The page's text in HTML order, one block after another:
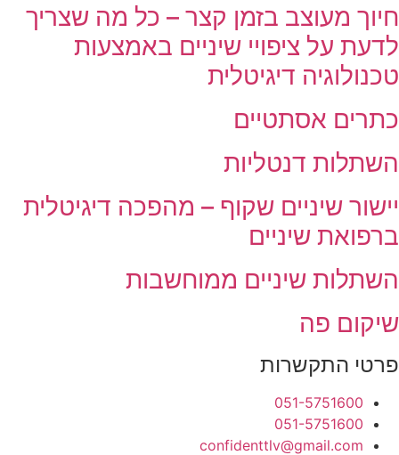
חיוך מעוצב בזמן קצר – כל מה שצריך
לדעת על ציפויי שיניים באמצעות
טכנולוגיה דיגיטלית
כתרים אסתטיים
השתלות דנטליות
יישור שיניים שקוף – מהפכה דיגיטלית
ברפואת שיניים
השתלות שיניים ממוחשבות
שיקום פה
פרטי התקשרות
051-5751600
051-5751600
confidenttlv@gmail.com